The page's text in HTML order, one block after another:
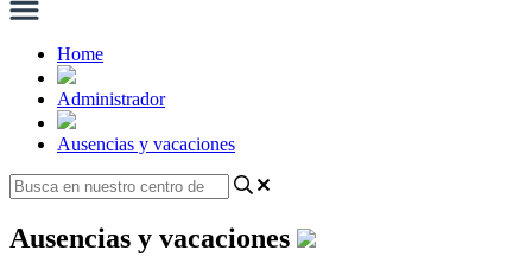
Home
Administrador
Ausencias y vacaciones
Ausencias y vacaciones